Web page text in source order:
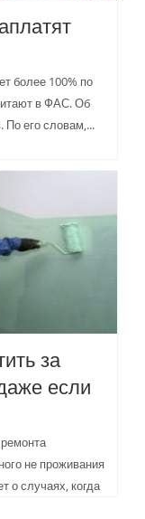
более 100% по
в ФАС. Об
По его словам,...
за
если
не проживания
о случаях, когда